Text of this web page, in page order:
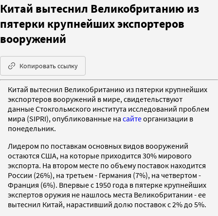
Китай вытеснил Великобританию из
пятерки крупнейших экспортеров
вооружений
Копировать ссылку
Китай вытеснил Великобританию из пятерки крупнейших
экспортеров вооружений в мире, свидетельствуют
данные Стокгольмского института исследований проблем
мира (SIPRI), опубликованные на сайтеорганизации в
понедельник.
Лидером по поставкам основных видов вооружений
остаются США, на которые приходится 30% мирового
экспорта. На втором месте по объему поставок находится
России (26%), на третьем - Германия (7%), на четвертом -
Франция (6%). Впервые с 1950 года в пятерке крупнейших
экспертов оружия не нашлось места Великобритании - ее
вытеснил Китай, нарастивший долю поставок с 2% до 5%.